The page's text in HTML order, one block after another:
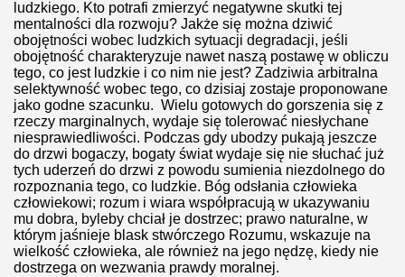
ludzkiego. Kto potrafi zmierzyć negatywne skutki tej
mentalności dla rozwoju? Jakże się można dziwić
obojętności wobec ludzkich sytuacji degradacji, jeśli
obojętność charakteryzuje nawet naszą postawę w obliczu
tego, co jest ludzkie i co nim nie jest? Zadziwia arbitralna
selektywność wobec tego, co dzisiaj zostaje proponowane
jako godne szacunku. Wielu gotowych do gorszenia się z
rzeczy marginalnych, wydaje się tolerować niesłychane
niesprawiedliwości. Podczas gdy ubodzy pukają jeszcze
do drzwi bogaczy, bogaty świat wydaje się nie słuchać już
tych uderzeń do drzwi z powodu sumienia niezdolnego do
rozpoznania tego, co ludzkie. Bóg odsłania człowieka
człowiekowi; rozum i wiara współpracują w ukazywaniu
mu dobra, byleby chciał je dostrzec; prawo naturalne, w
którym jaśnieje blask stwórczego Rozumu, wskazuje na
wielkość człowieka, ale również na jego nędzę, kiedy nie
dostrzega on wezwania prawdy moralnej.
religijne
się małżeństwa
pracowników
jest ważne w życiu
Uśmiechu